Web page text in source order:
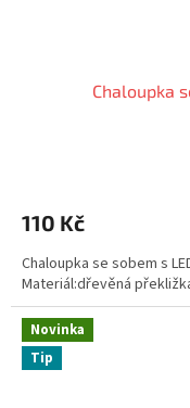
Chaloupka
110 Kč
Chaloupka se sobem s
Materiál:dřevěná
Novinka
Tip